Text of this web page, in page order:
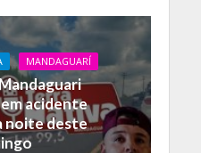
MANDAGUARÍ
acidente
noite deste